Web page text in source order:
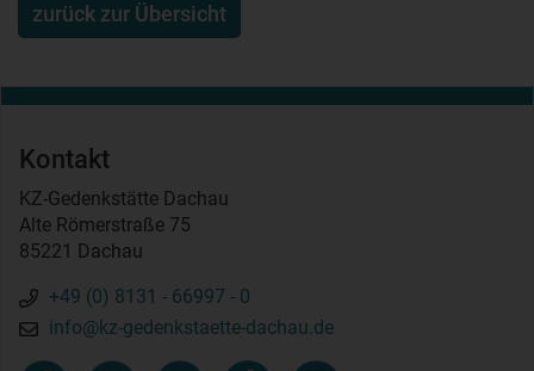
zurück zur Übersicht
Kontakt
KZ-Gedenkstätte Dachau
Alte Römerstraße 75
85221 Dachau
+49 (0) 8131 - 66997 - 0
info@kz-gedenkstaette-dachau.de